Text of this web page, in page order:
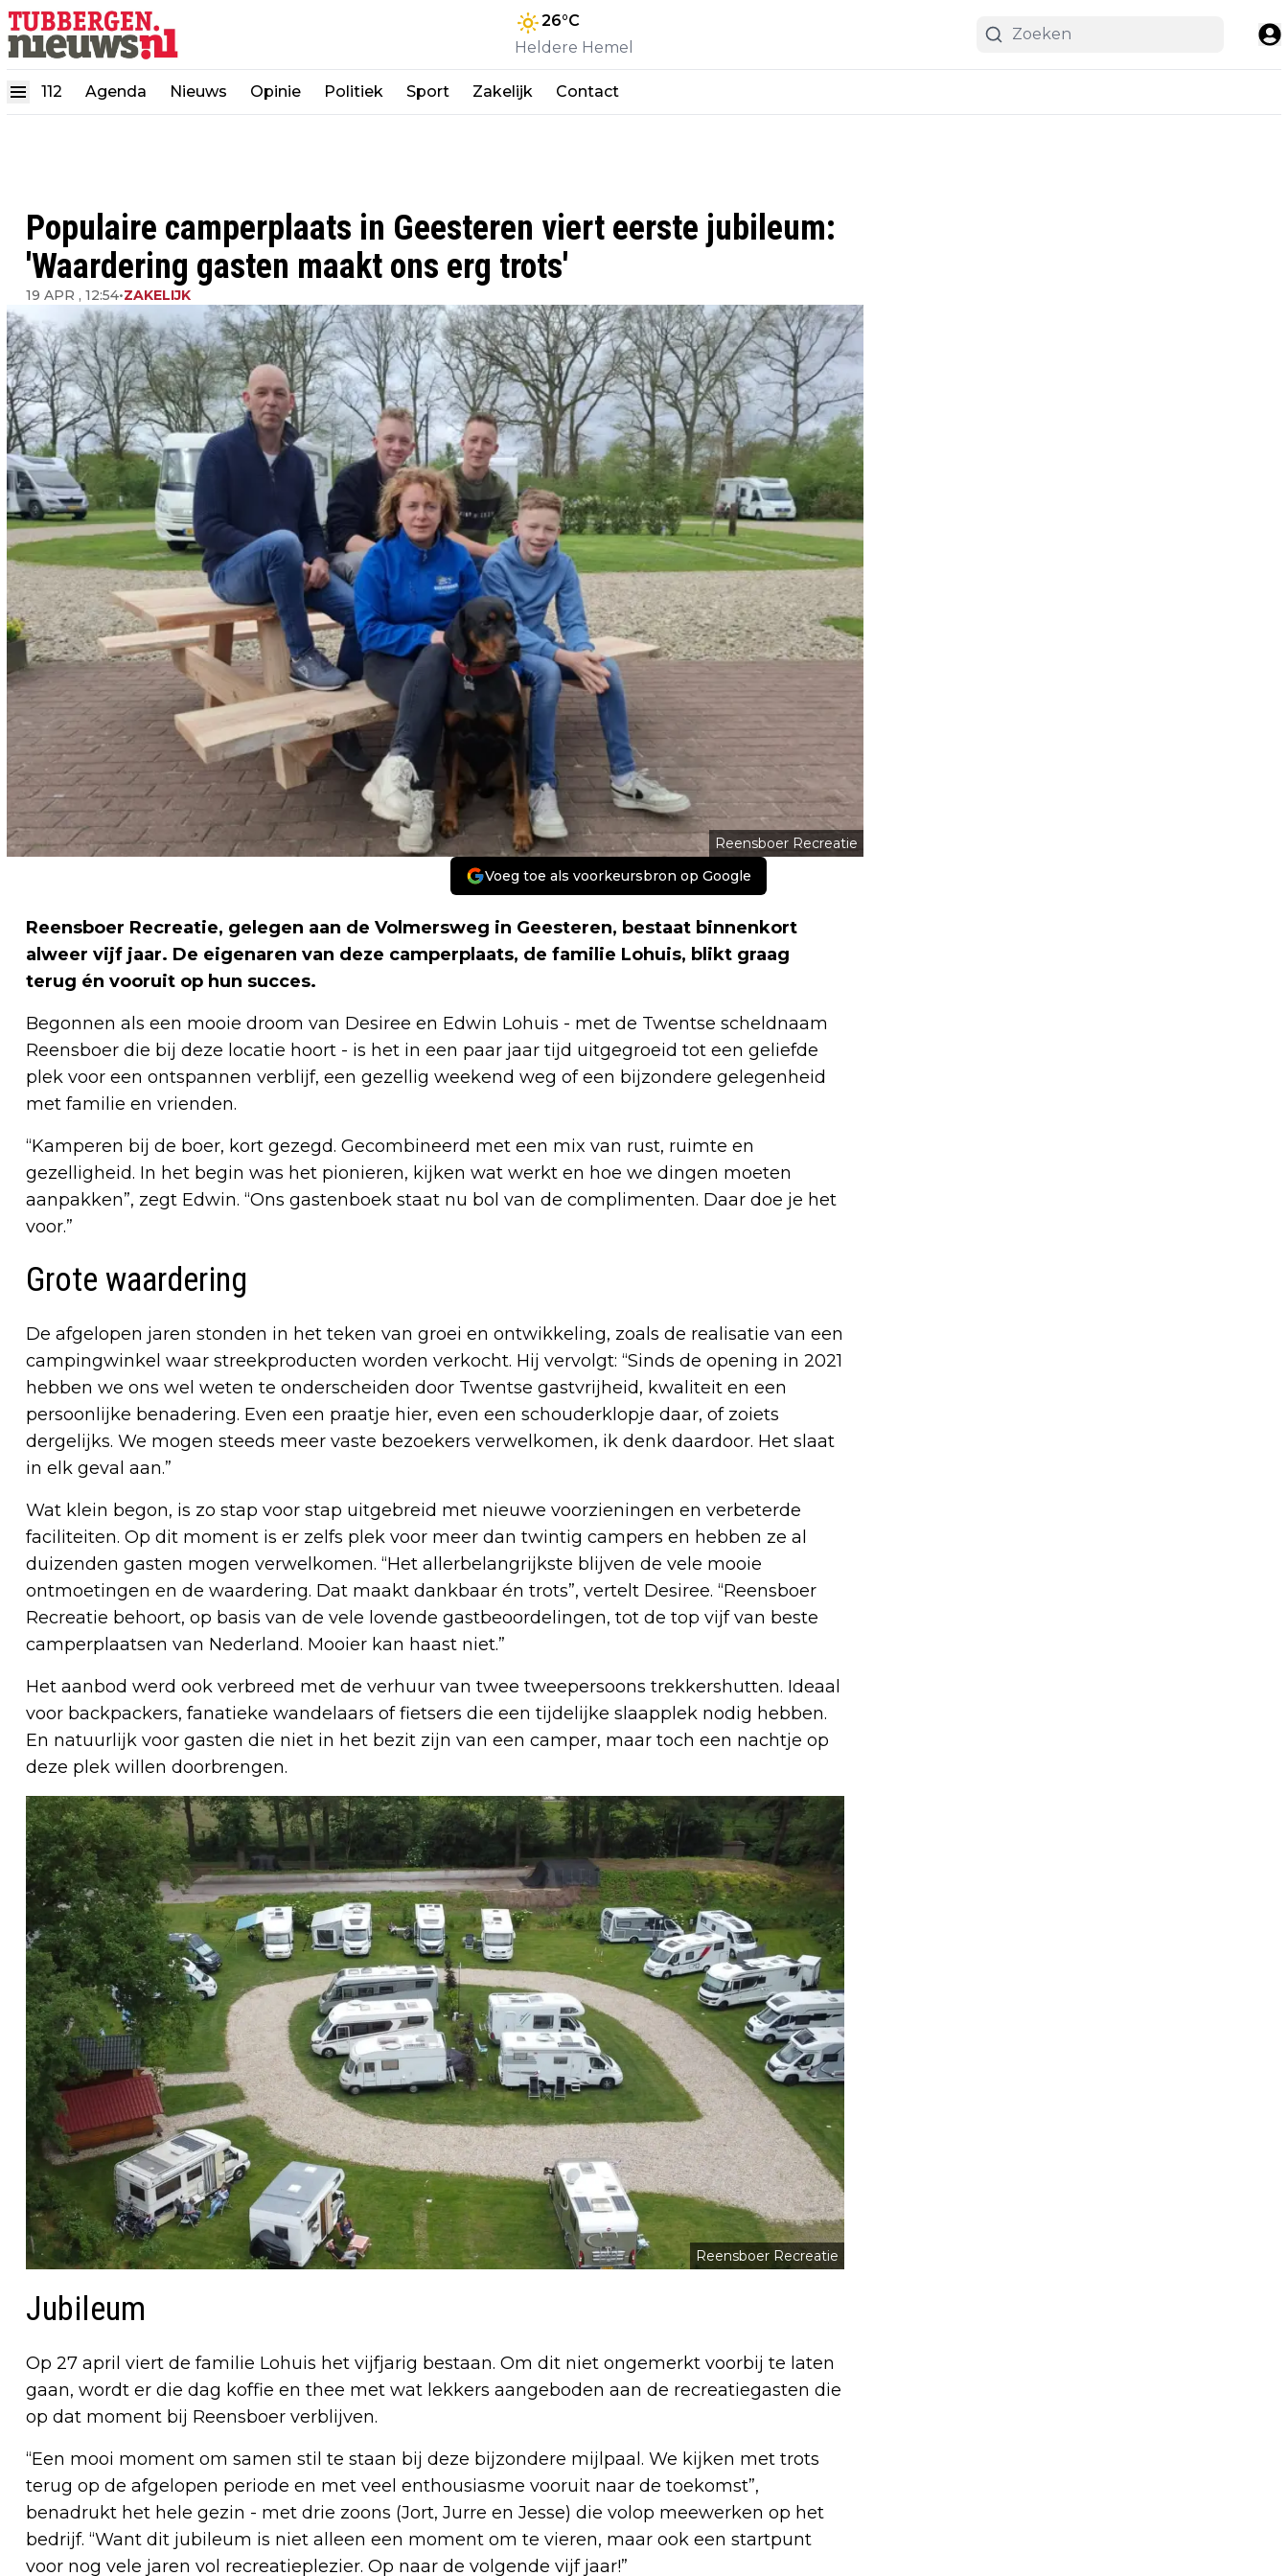
26°C
Heldere Hemel
112 Agenda Nieuws Opinie Politiek Sport Zakelijk Contact
Populaire camperplaats in Geesteren viert eerste jubileum:
'Waardering gasten maakt ons erg trots'
19 APR , 12:54•ZAKELIJK
Reensboer Recreatie
Voeg toe als voorkeursbron op Google
Reensboer Recreatie, gelegen aan de Volmersweg in Geesteren, bestaat binnenkort
alweer vijf jaar. De eigenaren van deze camperplaats, de familie Lohuis, blikt graag
terug én vooruit op hun succes.
Begonnen als een mooie droom van Desiree en Edwin Lohuis - met de Twentse scheldnaam
Reensboer die bij deze locatie hoort - is het in een paar jaar tijd uitgegroeid tot een geliefde
plek voor een ontspannen verblijf, een gezellig weekend weg of een bijzondere gelegenheid
met familie en vrienden.
“Kamperen bij de boer, kort gezegd. Gecombineerd met een mix van rust, ruimte en
gezelligheid. In het begin was het pionieren, kijken wat werkt en hoe we dingen moeten
aanpakken”, zegt Edwin. “Ons gastenboek staat nu bol van de complimenten. Daar doe je het
voor.”
Grote waardering
De afgelopen jaren stonden in het teken van groei en ontwikkeling, zoals de realisatie van een
campingwinkel waar streekproducten worden verkocht. Hij vervolgt: “Sinds de opening in 2021
hebben we ons wel weten te onderscheiden door Twentse gastvrijheid, kwaliteit en een
persoonlijke benadering. Even een praatje hier, even een schouderklopje daar, of zoiets
dergelijks. We mogen steeds meer vaste bezoekers verwelkomen, ik denk daardoor. Het slaat
in elk geval aan.”
Wat klein begon, is zo stap voor stap uitgebreid met nieuwe voorzieningen en verbeterde
faciliteiten. Op dit moment is er zelfs plek voor meer dan twintig campers en hebben ze al
duizenden gasten mogen verwelkomen. “Het allerbelangrijkste blijven de vele mooie
ontmoetingen en de waardering. Dat maakt dankbaar én trots”, vertelt Desiree. “Reensboer
Recreatie behoort, op basis van de vele lovende gastbeoordelingen, tot de top vijf van beste
camperplaatsen van Nederland. Mooier kan haast niet.”
Het aanbod werd ook verbreed met de verhuur van twee tweepersoons trekkershutten. Ideaal
voor backpackers, fanatieke wandelaars of fietsers die een tijdelijke slaapplek nodig hebben.
En natuurlijk voor gasten die niet in het bezit zijn van een camper, maar toch een nachtje op
deze plek willen doorbrengen.
Reensboer Recreatie
Jubileum
Op 27 april viert de familie Lohuis het vijfjarig bestaan. Om dit niet ongemerkt voorbij te laten
gaan, wordt er die dag koffie en thee met wat lekkers aangeboden aan de recreatiegasten die
op dat moment bij Reensboer verblijven.
“Een mooi moment om samen stil te staan bij deze bijzondere mijlpaal. We kijken met trots
terug op de afgelopen periode en met veel enthousiasme vooruit naar de toekomst”,
benadrukt het hele gezin - met drie zoons (Jort, Jurre en Jesse) die volop meewerken op het
bedrijf. “Want dit jubileum is niet alleen een moment om te vieren, maar ook een startpunt
voor nog vele jaren vol recreatieplezier. Op naar de volgende vijf jaar!”